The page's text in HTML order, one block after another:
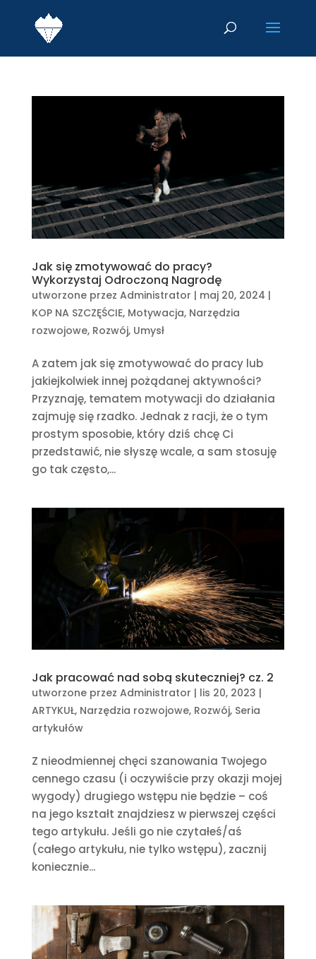
Jak się zmotywować do pracy?
Wykorzystaj Odroczoną Nagrodę
utworzone przez Administrator | maj 20, 2024 |
KOP NA SZCZĘŚCIE, Motywacja, Narzędzia
rozwojowe, Rozwój, Umysł
A zatem jak się zmotywować do pracy lub
jakiejkolwiek innej pożądanej aktywności?
Przyznaję, tematem motywacji do działania
zajmuję się rzadko. Jednak z racji, że o tym
prostym sposobie, który dziś chcę Ci
przedstawić, nie słyszę wcale, a sam stosuję
go tak często,...
Jak pracować nad sobą skuteczniej? cz. 2
utworzone przez Administrator | lis 20, 2023 |
ARTYKUŁ, Narzędzia rozwojowe, Rozwój, Seria
artykułów
Z nieodmiennej chęci szanowania Twojego
cennego czasu (i oczywiście przy okazji mojej
wygody) drugiego wstępu nie będzie – coś
na jego kształt znajdziesz w pierwszej części
tego artykułu. Jeśli go nie czytałeś/aś
(całego artykułu, nie tylko wstępu), zacznij
koniecznie...